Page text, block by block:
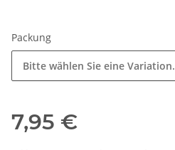
Packung
Bitte wählen Sie eine Variation.
7,95 €